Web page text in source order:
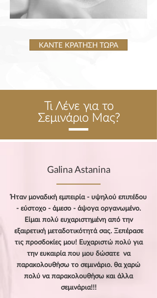
ΚΑΝΤΕ ΚΡΑΤΗΣΗ ΤΩΡΑ
Τι Λένε για το
ΣεμινάριοΜας?
Galina Astanina
Ήταν μοναδική εμπειρία - υψηλού επιπέδου
- εύστοχο - άμεσο - άψογα οργανωμένο.
Είμαι πολύ ευχαριστημένη από την
εξαιρετική μεταδοτικότητά σας. Ξεπέρασε
τις προσδοκίες μου! Ευχαριστώ πολύ για
την ευκαιρία που μου δώσατε να
παρακολουθήσω το σεμινάριο. θα χαρώ
πολύ να παρακολουθήσω και άλλα
σεμινάρια!!!